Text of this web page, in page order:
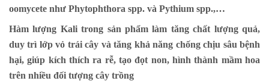
oomycete như Phytophthora spp. và Pythium spp.,…
Hàm lượng Kali trong sản phẩm làm tăng chất lượng quả,
duy trì lớp vỏ trái cây và tăng khả năng chống chịu sâu bệnh
hại, giúp kích thích ra rễ, tạo đọt non, hình thành mầm hoa
trên nhiều đối tượng cây trồng